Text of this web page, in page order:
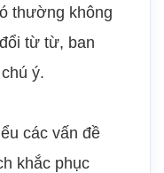
thường không
từ từ, ban
ý.
các vấn đề
khắc phục